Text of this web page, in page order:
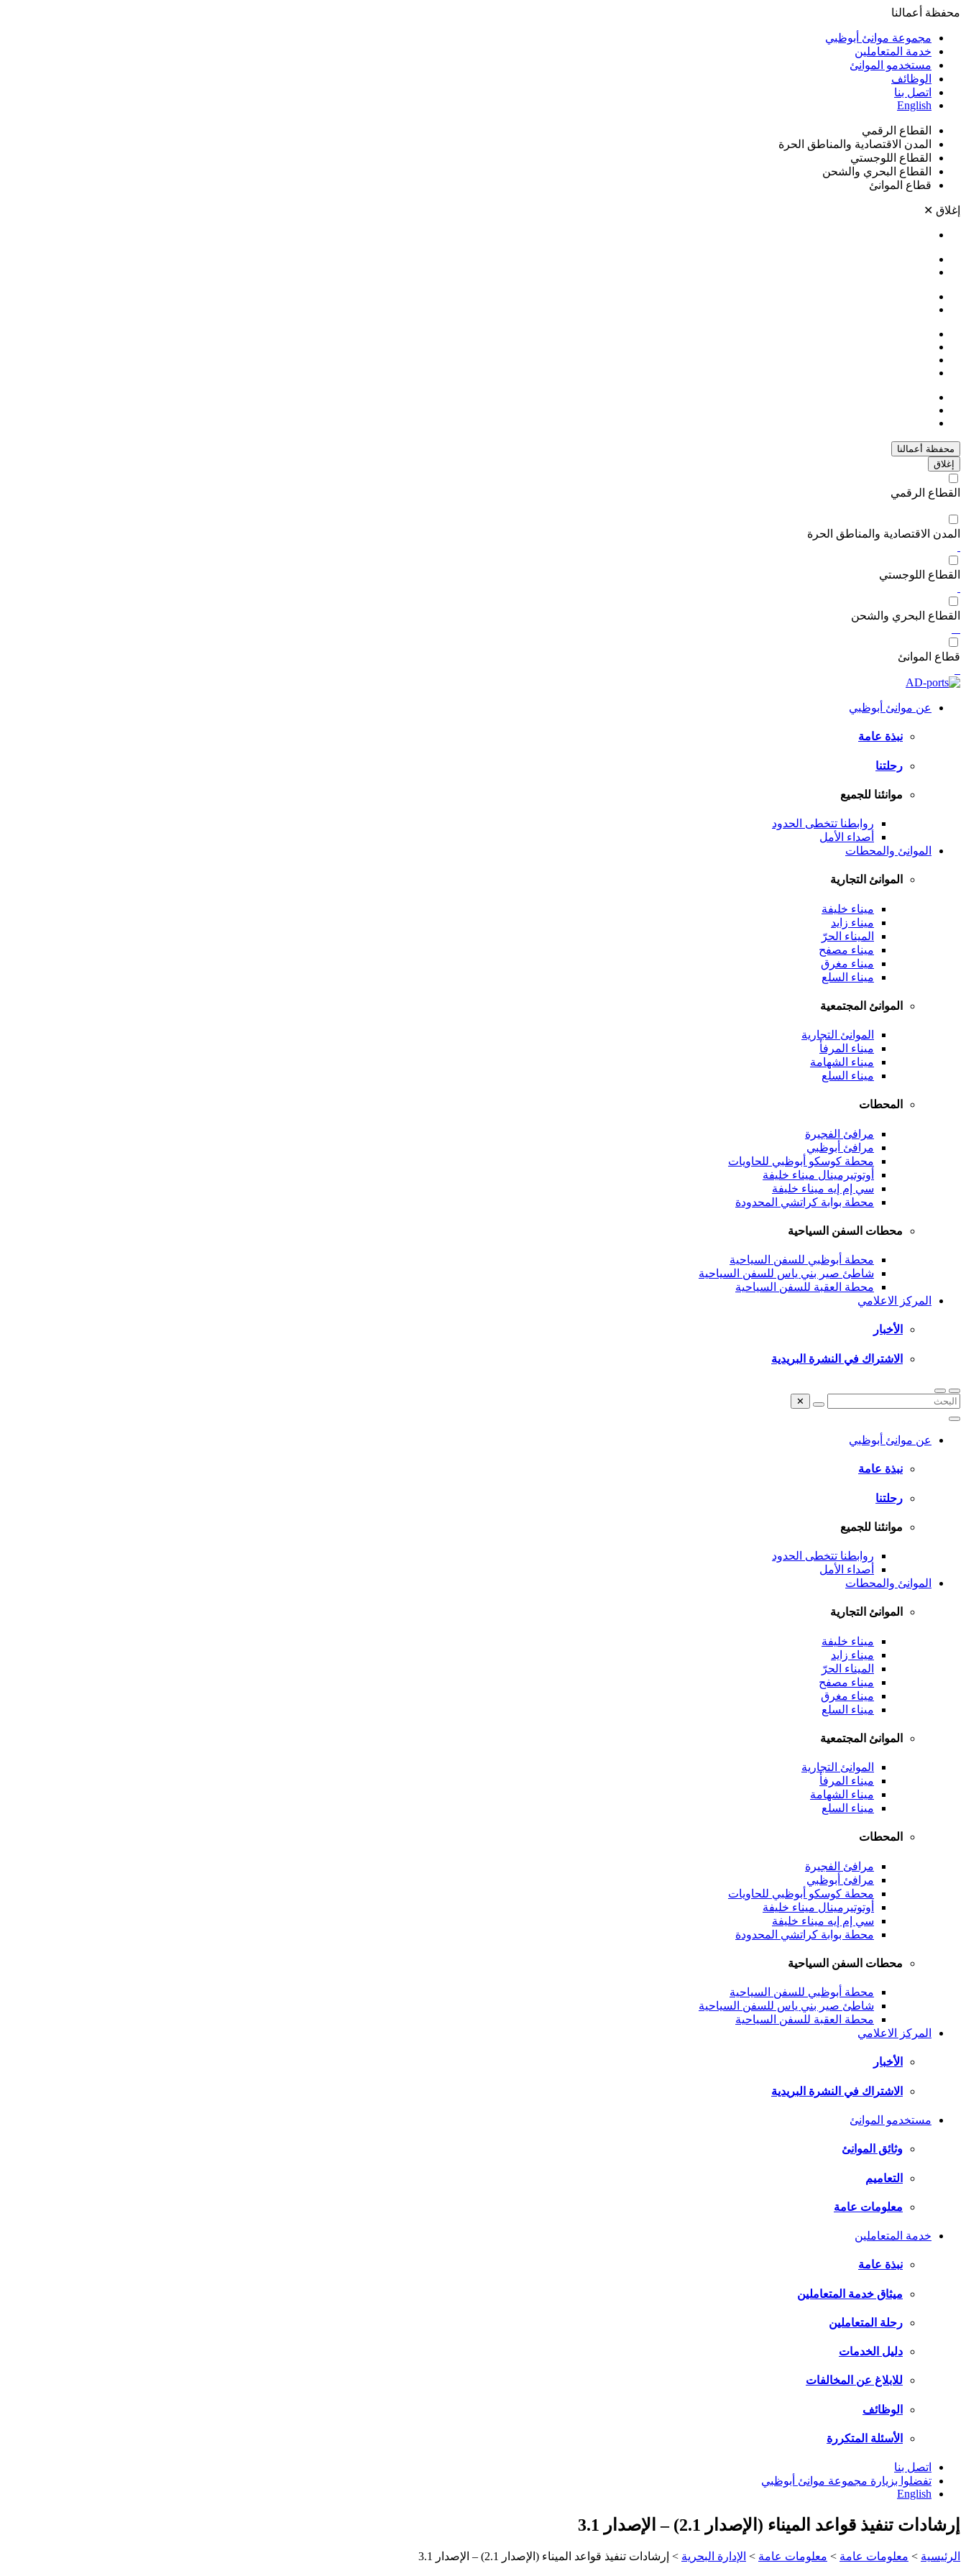
محفظة أعمالنا
مجموعة موانئ أبوظبي
خدمة المتعاملين
مستخدمو الموانئ
الوظائف
اتصل بنا
English
القطاع الرقمي
المدن الاقتصادية والمناطق الحرة
القطاع اللوجستي
القطاع البحري والشحن
قطاع الموانئ
إغلاق ✕
محفظة أعمالنا
إغلاق
القطاع الرقمي
المدن الاقتصادية والمناطق الحرة
القطاع اللوجستي
القطاع البحري والشحن
قطاع الموانئ
عن موانئ أبوظبي
نبذة عامة
رحلتنا
موانئنا للجميع
روابطنا تتخطى الحدود
أصداء الأمل
الموانئ والمحطات
الموانئ التجارية
ميناء خليفة
ميناء زايد
الميناء الحرّ
ميناء مصفح
ميناء مغرق
ميناء السلع
الموانئ المجتمعية
الموانئ التجارية
ميناء المرفأ
ميناء الشهامة
ميناء السلع
المحطات
مرافئ الفجيرة
مرافئ أبوظبي
محطة كوسكو أبوظبي للحاويات
أوتوتيرمينال ميناء خليفة
سي إم إيه ميناء خليفة
محطة بوابة كراتشي المحدودة
محطات السفن السياحية
محطة أبوظبي للسفن السياحية
شاطئ صير بني ياس للسفن السياحية
محطة العقبة للسفن السياحية
المركز الاعلامي
الأخبار
الاشتراك في النشرة البريدية
✕
عن موانئ أبوظبي
نبذة عامة
رحلتنا
موانئنا للجميع
روابطنا تتخطى الحدود
أصداء الأمل
الموانئ والمحطات
الموانئ التجارية
ميناء خليفة
ميناء زايد
الميناء الحرّ
ميناء مصفح
ميناء مغرق
ميناء السلع
الموانئ المجتمعية
الموانئ التجارية
ميناء المرفأ
ميناء الشهامة
ميناء السلع
المحطات
مرافئ الفجيرة
مرافئ أبوظبي
محطة كوسكو أبوظبي للحاويات
أوتوتيرمينال ميناء خليفة
سي إم إيه ميناء خليفة
محطة بوابة كراتشي المحدودة
محطات السفن السياحية
محطة أبوظبي للسفن السياحية
شاطئ صير بني ياس للسفن السياحية
محطة العقبة للسفن السياحية
المركز الاعلامي
الأخبار
الاشتراك في النشرة البريدية
مستخدمو الموانئ
وثائق الموانئ
التعاميم
معلومات عامة
خدمة المتعاملين
نبذة عامة
ميثاق خدمة المتعاملين
رحلة المتعاملين
دليل الخدمات
للابلاغ عن المخالفات
الوظائف
الأسئلة المتكررة
اتصل بنا
تفضلوا بزيارة مجموعة موانئ أبوظبي
English
إرشادات تنفيذ قواعد الميناء (الإصدار 2.1) – الإصدار 3.1
الرئيسية > معلومات عامة > معلومات عامة > الإدارة البحرية > إرشادات تنفيذ قواعد الميناء (الإصدار 2.1) – الإصدار 3.1